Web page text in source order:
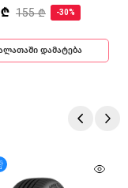
155 ₾ -30%
დამატება
მიწოდება